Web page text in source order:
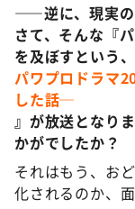
――逆に、現実の
さて、そんな『
を及ぼすという
パワプロドラマ
した話─
』が放送となり
かがでしたか？
それはもう、お
化されるのか、